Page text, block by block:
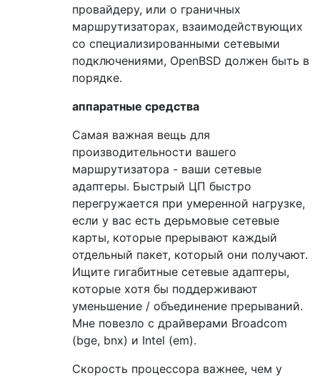
провайдеру, или о граничных
маршрутизаторах, взаимодействующих
со специализированными сетевыми
подключениями, OpenBSD должен быть в
порядке.
аппаратные средства
Самая важная вещь для
производительности вашего
маршрутизатора - ваши сетевые
адаптеры. Быстрый ЦП быстро
перегружается при умеренной нагрузке,
если у вас есть дерьмовые сетевые
карты, которые прерывают каждый
отдельный пакет, который они получают.
Ищите гигабитные сетевые адаптеры,
которые хотя бы поддерживают
уменьшение / объединение прерываний.
Мне повезло с драйверами Broadcom
(bge, bnx) и Intel (em).
Скорость процессора важнее, чем у